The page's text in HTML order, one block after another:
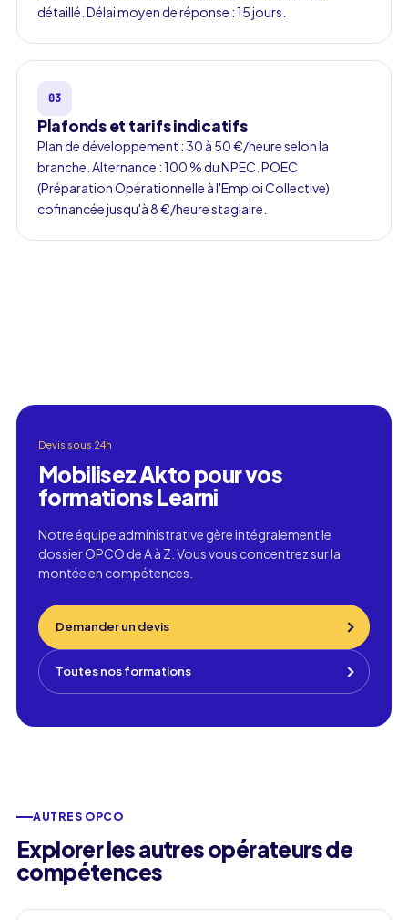
détaillé. Délai moyen de réponse : 15 jours.
03
Plafonds et tarifs indicatifs
Plan de développement : 30 à 50 €/heure selon la
branche. Alternance : 100 % du NPEC. POEC
(Préparation Opérationnelle à l'Emploi Collective)
cofinancée jusqu'à 8 €/heure stagiaire.
Devis sous 24h
Mobilisez Akto pour vos
formations Learni
Notre équipe administrative gère intégralement le
dossier OPCO de A à Z. Vous vous concentrez sur la
montée en compétences.
Demander un devis
Toutes nos formations
AUTRES OPCO
Explorer les autres opérateurs de
compétences